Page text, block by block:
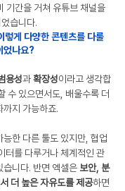
기간을 거쳐 유튜브 채널을
습니다.
렇게 다양한 콘텐츠를 다룰
었나요?
용성과 확장성이라고 생각합
수 있으면서도, 배울수록 더
까지 가능하죠.
한 다른 툴도 있지만, 협업
터를 다루거나 체계적인 관
습니다. 반면 엑셀은 보안, 분
더 높은 자유도를 제공하면